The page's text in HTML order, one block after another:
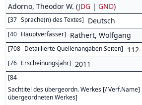
Adorno, Theodor W. (JDG | GND)
[37 Sprache(n) des Textes] Deutsch
[40 Hauptverfasser] Rathert, Wolfgang
[708 Detaillierte Quellenangaben Seiten]
[76 Erscheinungsjahr] 2011
[84
Sachtitel des übergeordn. Werkes [/ Verf.Name]
übergeordneten Werkes]